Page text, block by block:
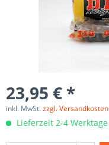
23,95 € *
inkl. MwSt.zzgl. Versandkosten
Lieferzeit 2-4 Werktage